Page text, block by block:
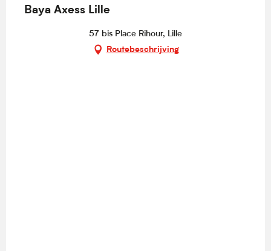
Baya Axess Lille
57 bis Place Rihour, Lille
Routebeschrijving